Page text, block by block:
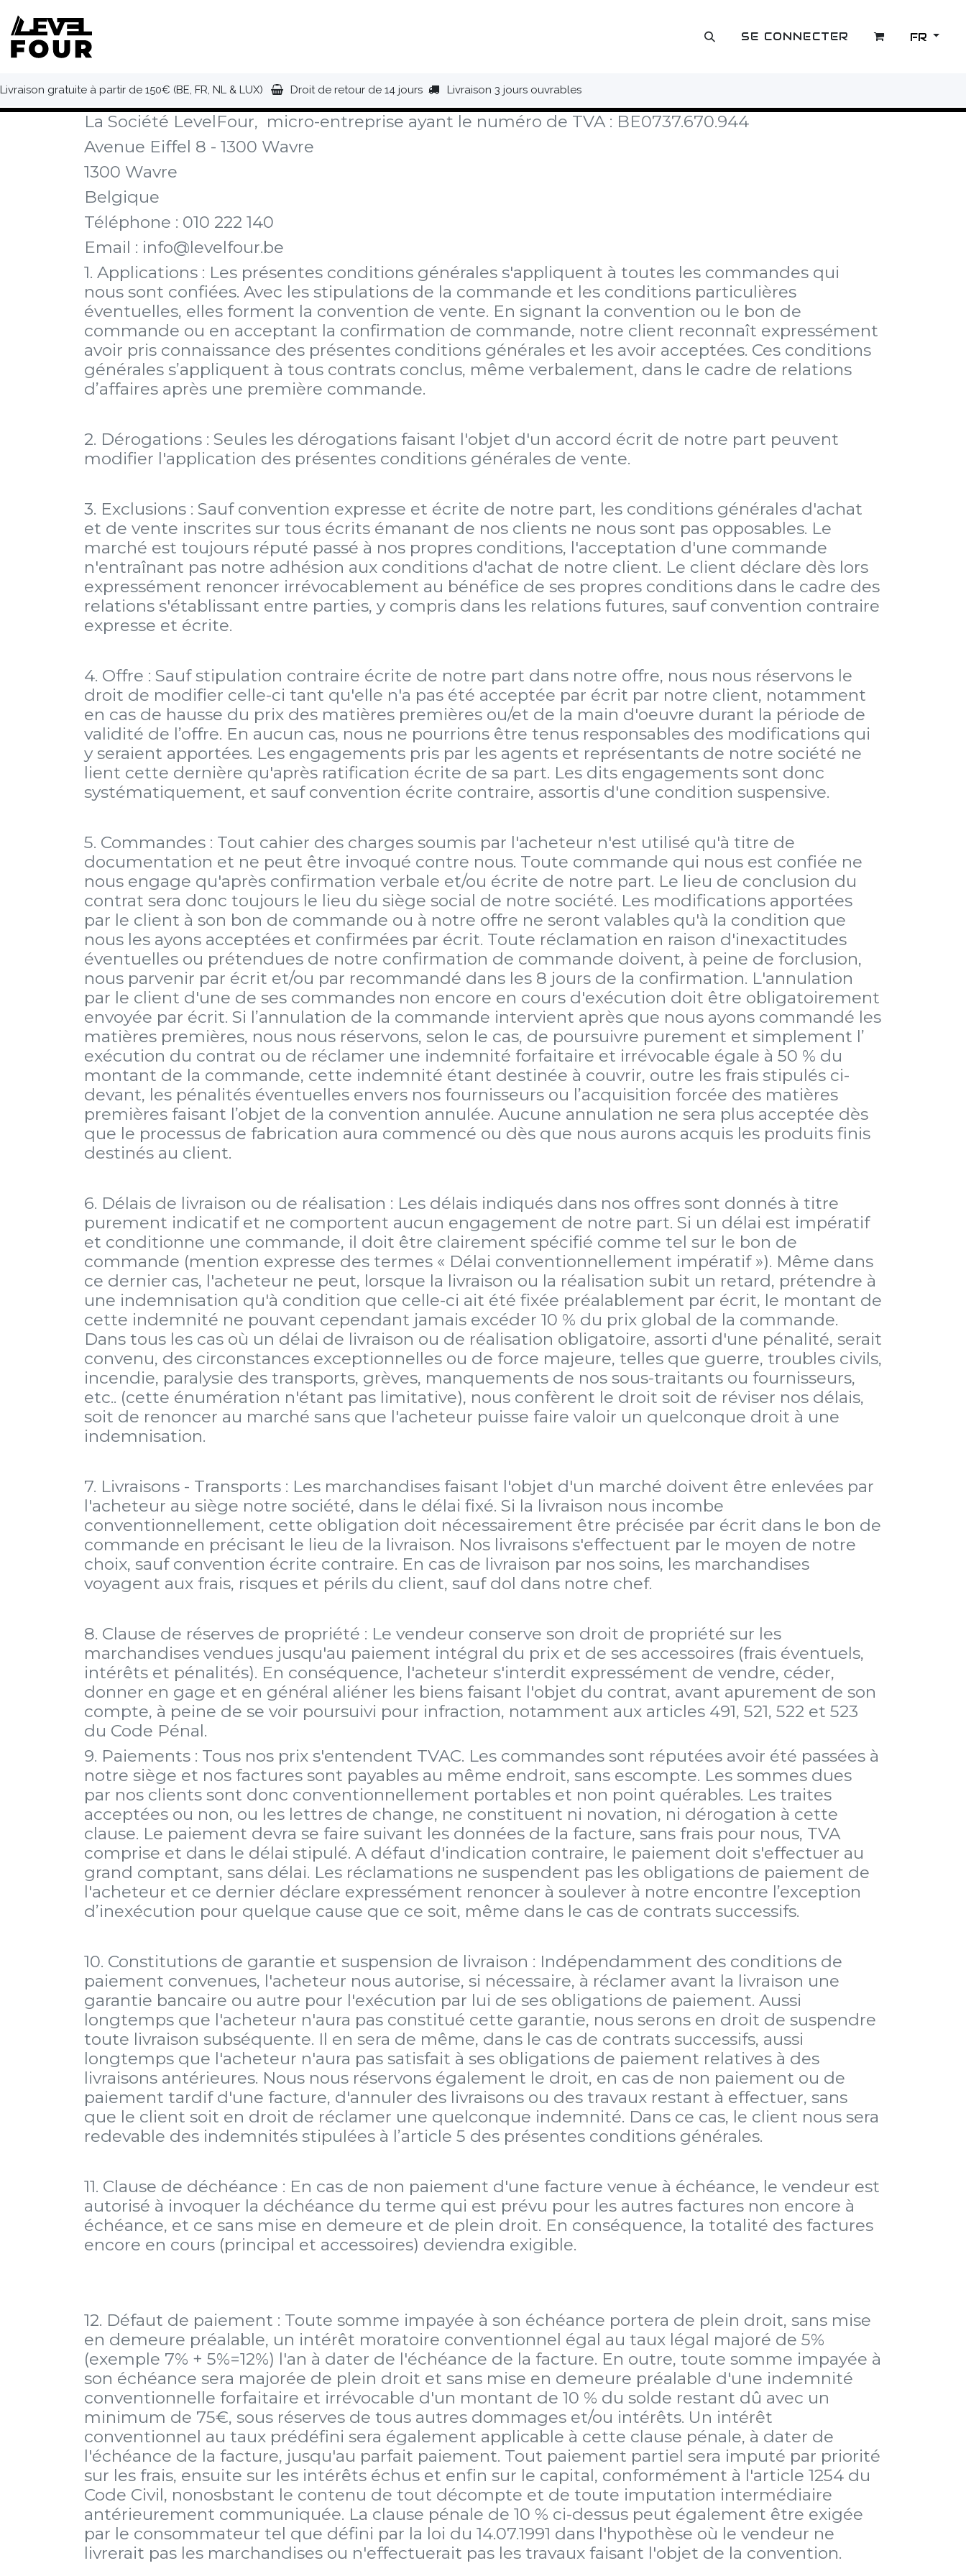
OUTLET SE CONNECTER FR
Livraison gratuite à partir de 150€ (BE, FR, NL & LUX) Droit de retour de 14 jours Livraison 3 jours ouvrables
La Société LevelFour, micro-entreprise ayant le numéro de TVA : BE0737.670.944
Avenue Eiffel 8 - 1300 Wavre
1300 Wavre
Belgique
Téléphone : 010 222 140
Email : info@levelfour.be
1. Applications : Les présentes conditions générales s'appliquent à toutes les commandes qui
nous sont confiées. Avec les stipulations de la commande et les conditions particulières
éventuelles, elles forment la convention de vente. En signant la convention ou le bon de
commande ou en acceptant la confirmation de commande, notre client reconnaît expressément
avoir pris connaissance des présentes conditions générales et les avoir acceptées. Ces conditions
générales s’appliquent à tous contrats conclus, même verbalement, dans le cadre de relations
d’affaires après une première commande.
2. Dérogations : Seules les dérogations faisant l'objet d'un accord écrit de notre part peuvent
modifier l'application des présentes conditions générales de vente.
3. Exclusions : Sauf convention expresse et écrite de notre part, les conditions générales d'achat
et de vente inscrites sur tous écrits émanant de nos clients ne nous sont pas opposables. Le
marché est toujours réputé passé à nos propres conditions, l'acceptation d'une commande
n'entraînant pas notre adhésion aux conditions d'achat de notre client. Le client déclare dès lors
expressément renoncer irrévocablement au bénéfice de ses propres conditions dans le cadre des
relations s'établissant entre parties, y compris dans les relations futures, sauf convention contraire
expresse et écrite.
4. Offre : Sauf stipulation contraire écrite de notre part dans notre offre, nous nous réservons le
droit de modifier celle-ci tant qu'elle n'a pas été acceptée par écrit par notre client, notamment
en cas de hausse du prix des matières premières ou/et de la main d'oeuvre durant la période de
validité de l’offre. En aucun cas, nous ne pourrions être tenus responsables des modifications qui
y seraient apportées. Les engagements pris par les agents et représentants de notre société ne
lient cette dernière qu'après ratification écrite de sa part. Les dits engagements sont donc
systématiquement, et sauf convention écrite contraire, assortis d'une condition suspensive.
5. Commandes : Tout cahier des charges soumis par l'acheteur n'est utilisé qu'à titre de
documentation et ne peut être invoqué contre nous. Toute commande qui nous est confiée ne
nous engage qu'après confirmation verbale et/ou écrite de notre part. Le lieu de conclusion du
contrat sera donc toujours le lieu du siège social de notre société. Les modifications apportées
par le client à son bon de commande ou à notre offre ne seront valables qu'à la condition que
nous les ayons acceptées et confirmées par écrit. Toute réclamation en raison d'inexactitudes
éventuelles ou prétendues de notre confirmation de commande doivent, à peine de forclusion,
nous parvenir par écrit et/ou par recommandé dans les 8 jours de la confirmation. L'annulation
par le client d'une de ses commandes non encore en cours d'exécution doit être obligatoirement
envoyée par écrit. Si l’annulation de la commande intervient après que nous ayons commandé les
matières premières, nous nous réservons, selon le cas, de poursuivre purement et simplement l’
exécution du contrat ou de réclamer une indemnité forfaitaire et irrévocable égale à 50 % du
montant de la commande, cette indemnité étant destinée à couvrir, outre les frais stipulés ci-
devant, les pénalités éventuelles envers nos fournisseurs ou l’acquisition forcée des matières
premières faisant l’objet de la convention annulée. Aucune annulation ne sera plus acceptée dès
que le processus de fabrication aura commencé ou dès que nous aurons acquis les produits finis
destinés au client.
6. Délais de livraison ou de réalisation : Les délais indiqués dans nos offres sont donnés à titre
purement indicatif et ne comportent aucun engagement de notre part. Si un délai est impératif
et conditionne une commande, il doit être clairement spécifié comme tel sur le bon de
commande (mention expresse des termes « Délai conventionnellement impératif »). Même dans
ce dernier cas, l'acheteur ne peut, lorsque la livraison ou la réalisation subit un retard, prétendre à
une indemnisation qu'à condition que celle-ci ait été fixée préalablement par écrit, le montant de
cette indemnité ne pouvant cependant jamais excéder 10 % du prix global de la commande.
Dans tous les cas où un délai de livraison ou de réalisation obligatoire, assorti d'une pénalité, serait
convenu, des circonstances exceptionnelles ou de force majeure, telles que guerre, troubles civils,
incendie, paralysie des transports, grèves, manquements de nos sous-traitants ou fournisseurs,
etc.. (cette énumération n'étant pas limitative), nous confèrent le droit soit de réviser nos délais,
soit de renoncer au marché sans que l'acheteur puisse faire valoir un quelconque droit à une
indemnisation.
7. Livraisons - Transports : Les marchandises faisant l'objet d'un marché doivent être enlevées par
l'acheteur au siège notre société, dans le délai fixé. Si la livraison nous incombe
conventionnellement, cette obligation doit nécessairement être précisée par écrit dans le bon de
commande en précisant le lieu de la livraison. Nos livraisons s'effectuent par le moyen de notre
choix, sauf convention écrite contraire. En cas de livraison par nos soins, les marchandises
voyagent aux frais, risques et périls du client, sauf dol dans notre chef.
8. Clause de réserves de propriété : Le vendeur conserve son droit de propriété sur les
marchandises vendues jusqu'au paiement intégral du prix et de ses accessoires (frais éventuels,
intérêts et pénalités). En conséquence, l'acheteur s'interdit expressément de vendre, céder,
donner en gage et en général aliéner les biens faisant l'objet du contrat, avant apurement de son
compte, à peine de se voir poursuivi pour infraction, notamment aux articles 491, 521, 522 et 523
du Code Pénal.
9. Paiements : Tous nos prix s'entendent TVAC. Les commandes sont réputées avoir été passées à
notre siège et nos factures sont payables au même endroit, sans escompte. Les sommes dues
par nos clients sont donc conventionnellement portables et non point quérables. Les traites
acceptées ou non, ou les lettres de change, ne constituent ni novation, ni dérogation à cette
clause. Le paiement devra se faire suivant les données de la facture, sans frais pour nous, TVA
comprise et dans le délai stipulé. A défaut d'indication contraire, le paiement doit s'effectuer au
grand comptant, sans délai. Les réclamations ne suspendent pas les obligations de paiement de
l'acheteur et ce dernier déclare expressément renoncer à soulever à notre encontre l’exception
d’inexécution pour quelque cause que ce soit, même dans le cas de contrats successifs.
10. Constitutions de garantie et suspension de livraison : Indépendamment des conditions de
paiement convenues, l'acheteur nous autorise, si nécessaire, à réclamer avant la livraison une
garantie bancaire ou autre pour l'exécution par lui de ses obligations de paiement. Aussi
longtemps que l'acheteur n'aura pas constitué cette garantie, nous serons en droit de suspendre
toute livraison subséquente. Il en sera de même, dans le cas de contrats successifs, aussi
longtemps que l'acheteur n'aura pas satisfait à ses obligations de paiement relatives à des
livraisons antérieures. Nous nous réservons également le droit, en cas de non paiement ou de
paiement tardif d'une facture, d'annuler des livraisons ou des travaux restant à effectuer, sans
que le client soit en droit de réclamer une quelconque indemnité. Dans ce cas, le client nous sera
redevable des indemnités stipulées à l’article 5 des présentes conditions générales.
11. Clause de déchéance : En cas de non paiement d'une facture venue à échéance, le vendeur est
autorisé à invoquer la déchéance du terme qui est prévu pour les autres factures non encore à
échéance, et ce sans mise en demeure et de plein droit. En conséquence, la totalité des factures
encore en cours (principal et accessoires) deviendra exigible.
12. Défaut de paiement : Toute somme impayée à son échéance portera de plein droit, sans mise
en demeure préalable, un intérêt moratoire conventionnel égal au taux légal majoré de 5%
(exemple 7% + 5%=12%) l'an à dater de l'échéance de la facture. En outre, toute somme impayée à
son échéance sera majorée de plein droit et sans mise en demeure préalable d'une indemnité
conventionnelle forfaitaire et irrévocable d'un montant de 10 % du solde restant dû avec un
minimum de 75€, sous réserves de tous autres dommages et/ou intérêts. Un intérêt
conventionnel au taux prédéfini sera également applicable à cette clause pénale, à dater de
l'échéance de la facture, jusqu'au parfait paiement. Tout paiement partiel sera imputé par priorité
sur les frais, ensuite sur les intérêts échus et enfin sur le capital, conformément à l'article 1254 du
Code Civil, nonosbstant le contenu de tout décompte et de toute imputation intermédiaire
antérieurement communiquée. La clause pénale de 10 % ci-dessus peut également être exigée
par le consommateur tel que défini par la loi du 14.07.1991 dans l'hypothèse où le vendeur ne
livrerait pas les marchandises ou n'effectuerait pas les travaux faisant l'objet de la convention.